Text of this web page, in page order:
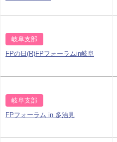
岐阜支部
FPの日(R)FPフォーラムin岐阜
岐阜支部
FPフォーラム in 多治見